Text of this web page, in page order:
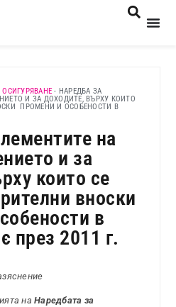
- НАРЕДБА ЗА
И ЗА ДОХОДИТЕ, ВЪРХУ КОИТО
ПРОМЕНИ И ОСОБЕНОСТИ В
на
и за
които се
вноски
в
през 2011 г.
наНаредбата за